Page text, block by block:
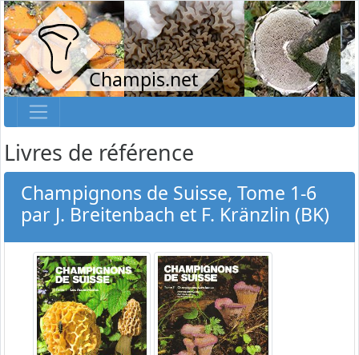
Champis.net
Livres de référence
Champignons de Suisse, Tome 1-6
par J. Breitenbach et F. Kränzlin (BK)